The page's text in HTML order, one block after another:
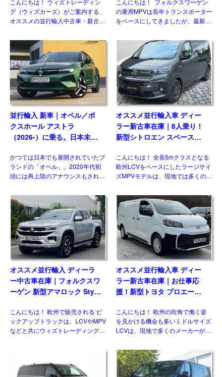
こんにちは！ ウィズトレーディン
グ（ウィズカーズ）がご案内する、
オススメの並行輸入中古車・新古
入のシュコダ オクタビア
vRS(Skoda Octavia vRS）です。
グレード追加で […]
8AT 左ハンドル
こんにちは！ フォルクスワーゲン
の乗用MPVは長年トランスポーター
をベースにしてきましたが、最新の
た。マルチバンやカリフォルニアが
乗用車系プラットフォームを採用し
たモデルとして […]
並行輸入 新車｜オペル／ボ
クスホール アストラ
（2026-）に乗る。日本未導
要・スペック・価格の情報。
かつては日本でも展開されていたブ
ランドの「オペル」。2020年代初
頭には再上陸のアナウンスもされま
ません。一方欧州では積極的なモデ
ル展開を行っており、ベストセラー
の基幹モデルがフェイスリフ […]
オススメ並行輸入車 ディー
ラー新古車在庫｜8人乗り！
新型シトロエン スペースツ
180 M 8AT 左ハンドル
こんにちは！ 全長5mクラスとなる
欧州LCVをベースにしたラージサイ
ズMPVモデルは、現地では多くのメ
状日本市場には正規導入されている
モデルはありません。そのなかでも
多くの兄弟車をもつモデ […]
オススメ並行輸入 ディーラ
ー中古車在庫｜フォルクスワ
ーゲン 新型アマロック Style
ドル
こんにちは！ 欧州で販売される ピ
ックアップトラックは、LCVやMPV
などと共にウィズトレーディング
イラックスに続 […]
オススメ並行輸入車 ディー
ラー新古車在庫｜お仕事応
援！新型トヨタ プロエース
3人乗り6MT 右ハンドル
こんにちは！ 欧州の街角で働く姿
を見かける機会も多いミドルサイズ
LCVは、現地で多くのメーカーがラ
日本市場にひとつも正規導入されて
おりません。そのなかでも欧州で高
い評価を得ている国産メーカ […]